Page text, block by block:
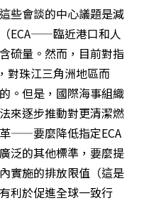
些會談的中心議題是減
ECA——臨近港口和人
硫量。然而，目前對指
對珠江三角洲地區而
。但是，國際海事組織
來逐步推動對更清潔燃
——要麼降低指定ECA
泛的其他標準，要麼提
實施的排放限值（這是
利於促進全球一致行